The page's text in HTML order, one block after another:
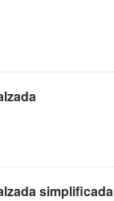
simplificada